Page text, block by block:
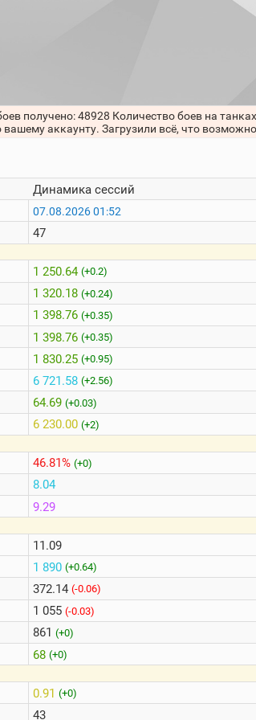
получено: 48928 Количество боев на
аккаунту. Загрузили всё, что
Динамика сессий
07.08.2026 01:52
47
1 250.64 (+0.2)
1 320.18 (+0.24)
1 398.76 (+0.35)
1 398.76 (+0.35)
1 830.25 (+0.95)
6 721.58 (+2.56)
64.69 (+0.03)
6 230.00 (+2)
46.81% (+0)
8.04
9.29
11.09
1 890 (+0.64)
372.14 (-0.06)
1 055 (-0.03)
861 (+0)
68 (+0)
0.91 (+0)
43